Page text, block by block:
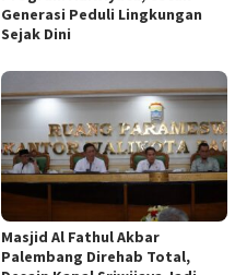
Generasi Peduli Lingkungan
Sejak Dini
Masjid Al Fathul Akbar
Palembang Direhab Total,